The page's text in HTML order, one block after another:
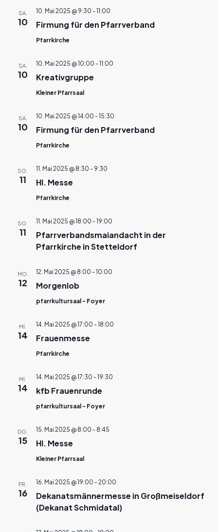
SA.
10 Firmung für den Pfarrverband
10. Mai 2025 @ 9:30 - 11:00
Pfarrkirche
SA.
10 Kreativgruppe
10. Mai 2025 @ 10:00 - 11:00
Kleiner Pfarrsaal
SA.
10 Firmung für den Pfarrverband
10. Mai 2025 @ 14:00 - 15:30
Pfarrkirche
SO.
11 Hl. Messe
11. Mai 2025 @ 8:30 - 9:30
Pfarrkirche
SO.
11
Pfarrverbandsmaiandacht in der
Pfarrkirche in Stetteldorf
11. Mai 2025 @ 18:00 - 19:00
MO.
12 Morgenlob
12. Mai 2025 @ 8:00 - 10:00
pfarrkultursaal - Foyer
MI.
14 Frauenmesse
14. Mai 2025 @ 17:00 - 18:00
Pfarrkirche
MI.
14 kfb Frauenrunde
14. Mai 2025 @ 17:30 - 19:30
pfarrkultursaal - Foyer
DO.
15 Hl. Messe
15. Mai 2025 @ 8:00 - 8:45
Kleiner Pfarrsaal
FR.
16
Dekanatsmännermesse in Großmeiseldorf
(Dekanat Schmidatal)
16. Mai 2025 @ 19:00 - 20:00